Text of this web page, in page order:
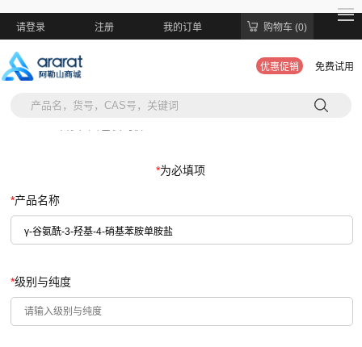
请登录 注册 我的订单 购物车 (0)
优惠促销 免费试用
*为必填项
*产品名称
*级别与纯度